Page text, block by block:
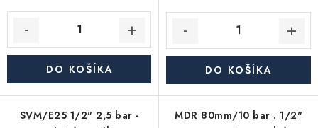
DO KOŠÍKA DO KOŠÍKA
SVM/E25 1/2" 2,5 bar -
MDR 80mm/10 bar . 1/2"